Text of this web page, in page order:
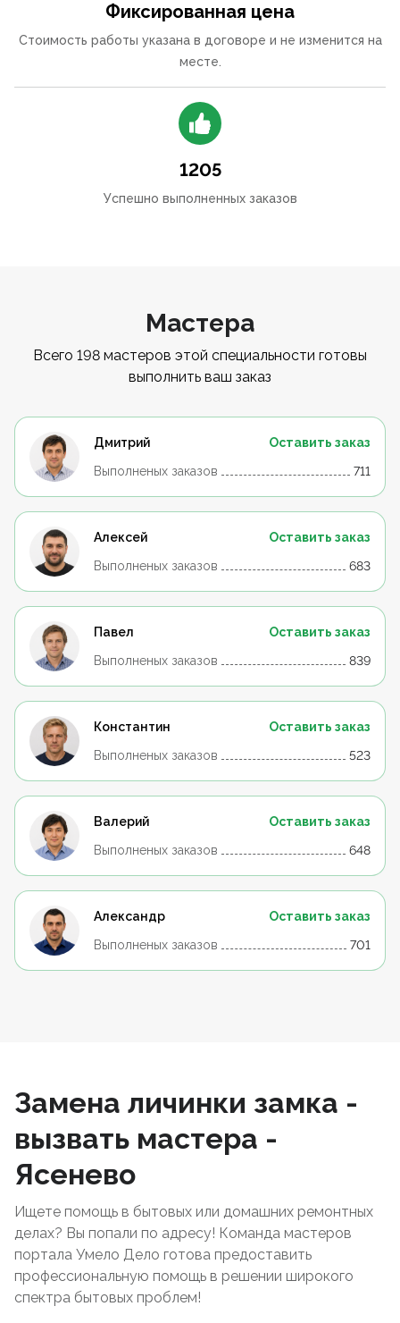
Фиксированная цена
Стоимость работы указана в договоре и не изменится на
месте.
1205
Успешно выполненных заказов
Мастера
Всего 198 мастеров этой специальности готовы
выполнить ваш заказ
Дмитрий
Оставить заказ
Выполненых заказов
711
Алексей
Оставить заказ
Выполненых заказов
683
Павел
Оставить заказ
Выполненых заказов
839
Константин
Оставить заказ
Выполненых заказов
523
Валерий
Оставить заказ
Выполненых заказов
648
Александр
Оставить заказ
Выполненых заказов
701
Замена личинки замка -
вызвать мастера -
Ясенево
Ищете помощь в бытовых или домашних ремонтных
делах? Вы попали по адресу! Команда мастеров
портала Умело Дело готова предоставить
профессиональную помощь в решении широкого
спектра бытовых проблем!